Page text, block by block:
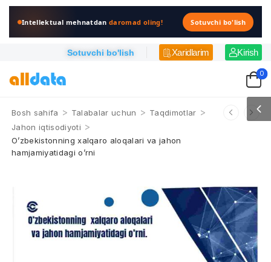
Intellektual mehnatdandaromad oling! Sotuvchi bo'lish
Sotuvchi bo'lish Xaridlarim Kirish
0
Bosh sahifa > Talabalar uchun > Taqdimotlar >
Jahon iqtisodiyoti >
O’zbekistonning xalqaro aloqalari va jahon
hamjamiyatidagi o’rni